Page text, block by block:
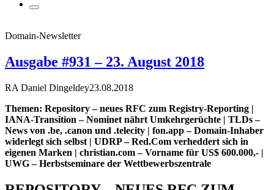
Domain-Newsletter
Ausgabe #931 – 23. August 2018
RA Daniel Dingeldey23.08.2018
Themen: Repository – neues RFC zum Registry-Reporting |
IANA-Transition – Nominet nährt Umkehrgerüchte | TLDs –
News von .be, .canon und .telecity | fon.app – Domain-Inhaber
widerlegt sich selbst | UDRP – Red.Com verheddert sich in
eigenen Marken | christian.com – Vorname für US$ 600.000,- |
UWG – Herbstseminare der Wettbewerbszentrale